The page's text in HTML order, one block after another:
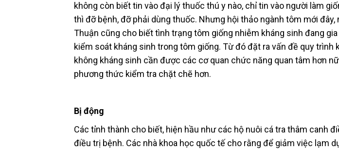
không còn biết tin vào đại lý thuốc thú y nào, chỉ tin vào người làm
thì đỡ bệnh, đỡ phải dùng thuốc. Nhưng hội thảo ngành tôm mới
Thuận cũng cho biết tình trạng tôm giống nhiễm kháng sinh đang
kiểm soát kháng sinh trong tôm giống. Từ đó đặt ra vấn đề quy trình
không kháng sinh cần được các cơ quan chức năng quan tâm hơn
phương thức kiểm tra chặt chẽ hơn.
Bị động
Các tỉnh thành cho biết, hiện hầu như các hộ nuôi cá tra thâm canh
điều trị bệnh. Các nhà khoa học quốc tế cho rằng để giảm việc lạm